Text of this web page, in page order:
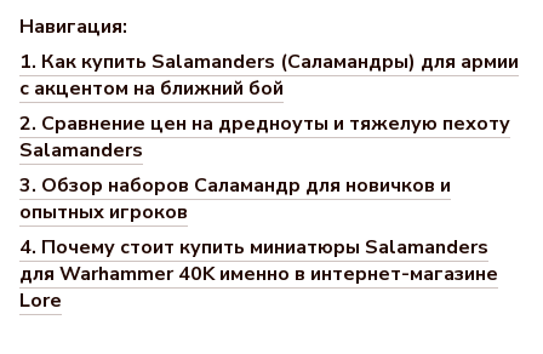
Навигация:
1. Как купить Salamanders (Саламандры) для армии
с акцентом на ближний бой
2. Сравнение цен на дредноуты и тяжелую пехоту
Salamanders
3. Обзор наборов Саламандр для новичков и
опытных игроков
4. Почему стоит купить миниатюры Salamanders
для Warhammer 40K именно в интернет-магазине
Lore